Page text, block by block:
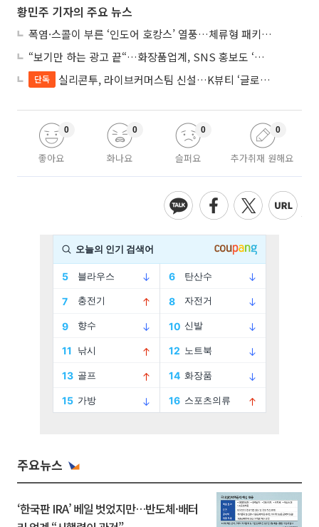
황민주 기자의 주요 뉴스
폭염·스콜이 부른 ‘인도어 호캉스’ 열풍…체류형 패키지 뜬다
“보기만 하는 광고 끝“…화장품업계, SNS 홍보도 ‘참여형 콘텐츠’로 변모
단독 실리콘투, 라이브커머스팀 신설…K뷰티 ‘글로벌 판매망’ 확대
좋아요
0
화나요
0
슬퍼요
0
추가취재 원해요
0
주요뉴스
‘한국판 IRA’ 베일 벗었지만…반도체·배터